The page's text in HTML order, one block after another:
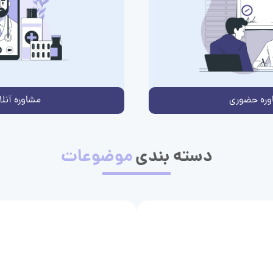
حضوری مشاوره
دسته بندیموضوعات